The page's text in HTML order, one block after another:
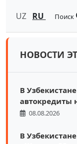
UZ RU Поиск
НОВОСТИ
В
автокредиты
08.08.2026
В